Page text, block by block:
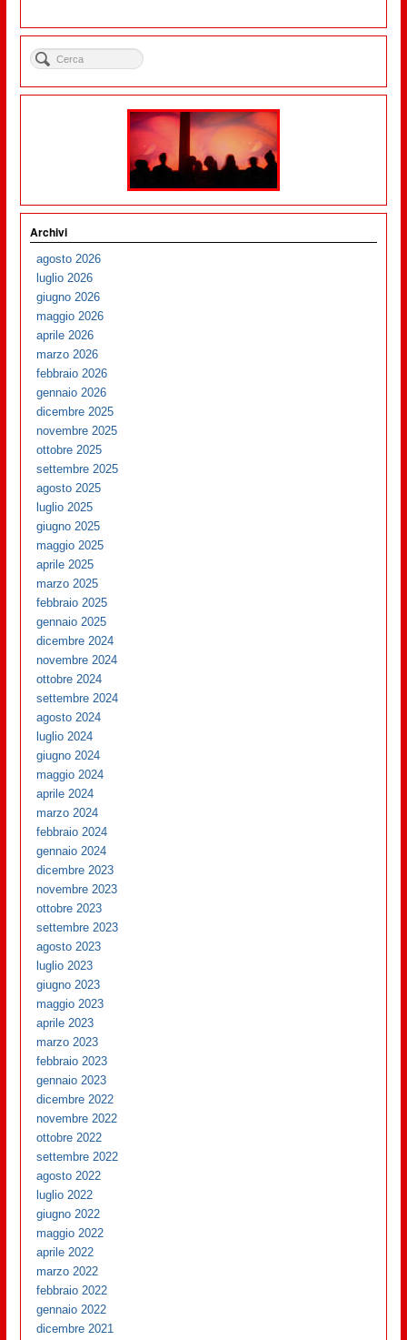
Archivi
agosto 2026
luglio 2026
giugno 2026
maggio 2026
aprile 2026
marzo 2026
febbraio 2026
gennaio 2026
dicembre 2025
novembre 2025
ottobre 2025
settembre 2025
agosto 2025
luglio 2025
giugno 2025
maggio 2025
aprile 2025
marzo 2025
febbraio 2025
gennaio 2025
dicembre 2024
novembre 2024
ottobre 2024
settembre 2024
agosto 2024
luglio 2024
giugno 2024
maggio 2024
aprile 2024
marzo 2024
febbraio 2024
gennaio 2024
dicembre 2023
novembre 2023
ottobre 2023
settembre 2023
agosto 2023
luglio 2023
giugno 2023
maggio 2023
aprile 2023
marzo 2023
febbraio 2023
gennaio 2023
dicembre 2022
novembre 2022
ottobre 2022
settembre 2022
agosto 2022
luglio 2022
giugno 2022
maggio 2022
aprile 2022
marzo 2022
febbraio 2022
gennaio 2022
dicembre 2021